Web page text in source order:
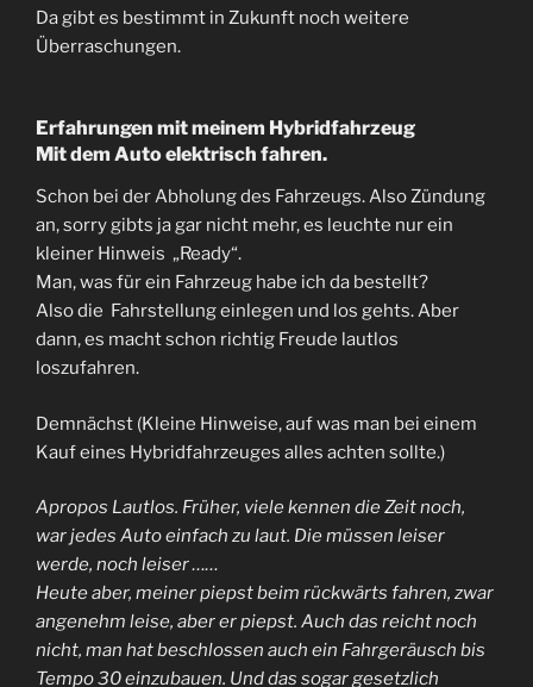
Da gibt es bestimmt in Zukunft noch weitere
Überraschungen.
Erfahrungen mit meinem Hybridfahrzeug
Mit dem Auto elektrisch fahren.
Schon bei der Abholung des Fahrzeugs. Also Zündung
an, sorry gibts ja gar nicht mehr, es leuchte nur ein
kleiner Hinweis „Ready“.
Man, was für ein Fahrzeug habe ich da bestellt?
Also die Fahrstellung einlegen und los gehts. Aber
dann, es macht schon richtig Freude lautlos
loszufahren.
Demnächst (Kleine Hinweise, auf was man bei einem
Kauf eines Hybridfahrzeuges alles achten sollte.)
Apropos Lautlos. Früher, viele kennen die Zeit noch,
war jedes Auto einfach zu laut. Die müssen leiser
werde, noch leiser ……
Heute aber, meiner piepst beim rückwärts fahren, zwar
angenehm leise, aber er piepst. Auch das reicht noch
nicht, man hat beschlossen auch ein Fahrgeräusch bis
Tempo 30 einzubauen. Und das sogar gesetzlich